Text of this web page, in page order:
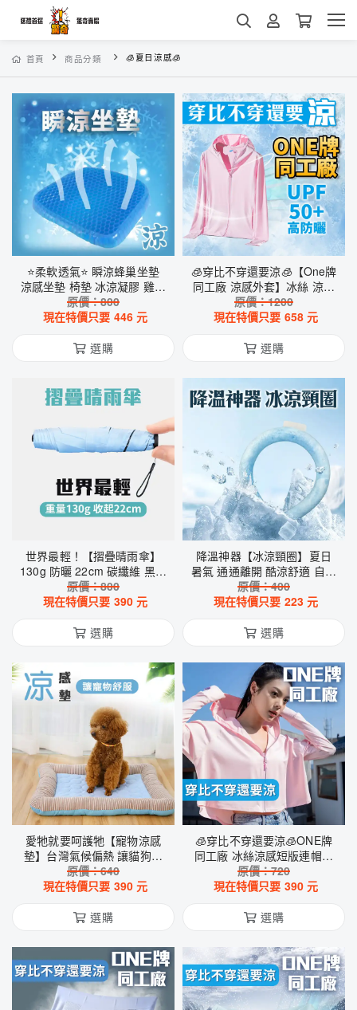
首頁 商品分類 🧊夏日涼感🧊
⭐️柔軟透氣⭐️ 瞬涼蜂巢坐墊
涼感坐墊 椅墊 冰涼凝膠 雞蛋
坐墊 釋壓柵格 高回彈 久坐神
器
原價：800
現在特價只要 446 元
選購
🧊穿比不穿還要涼🧊【One牌
同工廠 涼感外套】冰絲 涼感
衣 抗UV 防風 防曬 夏天必備
散熱 透氣 降溫 情侶裝
原價：1200
現在特價只要 658 元
選購
世界最輕！【摺疊晴雨傘】
130g 防曬 22cm 碳纖維 黑膠
抗紫外線 大傘面 UV 小傘 體
積小 外出攜帶方便
原價：800
現在特價只要 390 元
選購
降溫神器【冰涼頸圈】夏日
暑氣 通通離開 酷涼舒適 自動
降溫 戶外旅行 出遊 出國必備
演唱會 逛夜市 自然爽 脖圍
原價：400
現在特價只要 223 元
選購
愛牠就要呵護牠【寵物涼感
墊】台灣氣候偏熱 讓貓狗愛
寵們舒爽 冰絲 透氣 抗悶 趴
在上面很好睡 降溫 冷卻 送禮
原價：640
現在特價只要 390 元
選購
🧊穿比不穿還要涼🧊ONE牌
同工廠 冰絲涼感短版連帽外
套
原價：720
現在特價只要 390 元
選購